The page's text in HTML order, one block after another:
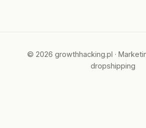
© 2026 growthhacking.pl ·
dropshipping